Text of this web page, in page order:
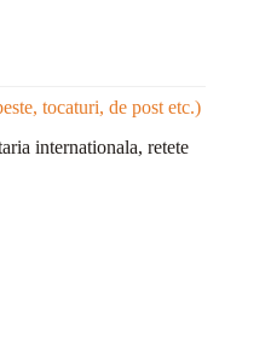
tocaturi, de post etc.)
internationala, retete